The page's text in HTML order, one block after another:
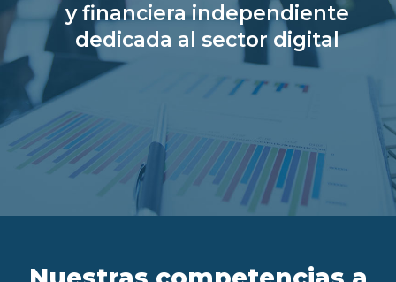
SU ESPACIO
ES FR IT
y financiera independiente
dedicada al sector digital